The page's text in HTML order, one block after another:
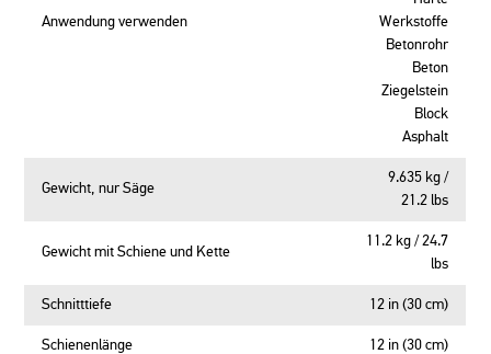
Anwendung verwenden
Werkstoffe
Betonrohr
Beton
Ziegelstein
Block
Asphalt
Gewicht, nur Säge
9.635 kg /
21.2 lbs
Gewicht mit Schiene und Kette
11.2 kg / 24.7
lbs
Schnitttiefe 12 in (30 cm)
Schienenlänge 12 in (30 cm)